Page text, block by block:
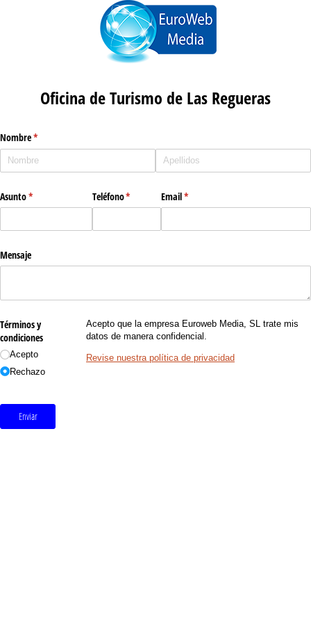
Oficina de Turismo de Las Regueras
Nombre*
(necesario)
Asunto*
(necesario) Teléfono*
(necesario)Email*
(necesario)
Mensaje
Términos y
condiciones
Acepto
Rechazo
Acepto que la empresa Euroweb Media, SL trate mis
datos de manera confidencial.
Revise nuestra política de privacidad
Enviar